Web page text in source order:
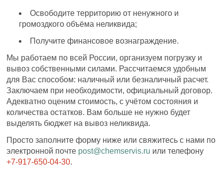
Освободите территорию от ненужного и
громоздкого объёма неликвида;
Получите финансовое вознаграждение.
Мы работаем по всей России, организуем погрузку и
вывоз собственными силами. Рассчитаемся удобным
для Вас способом: наличный или безналичный расчет.
Заключаем при необходимости, официальный договор.
Адекватно оценим стоимость, с учётом состояния и
количества остатков. Вам больше не нужно будет
выделять бюджет на вывоз неликвида.
Просто заполните форму ниже или свяжитесь с нами по
электронной почте post@chemservis.ru или телефону
+7-917-650-04-30.